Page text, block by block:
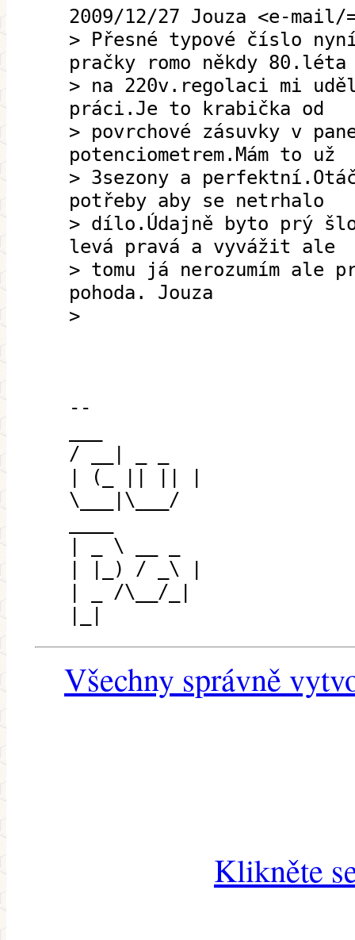
2009/12/27 Jouza <e-mail/
> Přesné typové číslo
pračky romo někdy 80.léta
> na 220v.regolaci mi
práci.Je to krabička od
> povrchové zásuvky v
potenciometrem.Mám to už
> 3sezony a
potřeby aby se netrhalo
> dílo.Údajně byto prý
levá pravá a vyvážit ale
> tomu já nerozumím ale
pohoda. Jouza
>
--
/ __| _ _
| (_ || || |
\___|\___/
| _ \ __ _
| |_) / _\ |
| _ /\__/_|
|_|
Všechny správně
Klikněte